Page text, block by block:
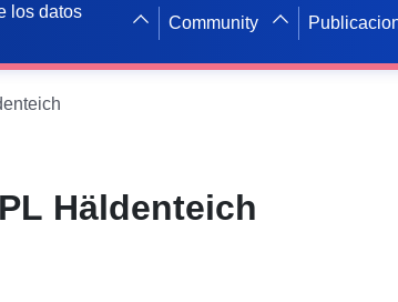
los datos
Community
Häldenteich